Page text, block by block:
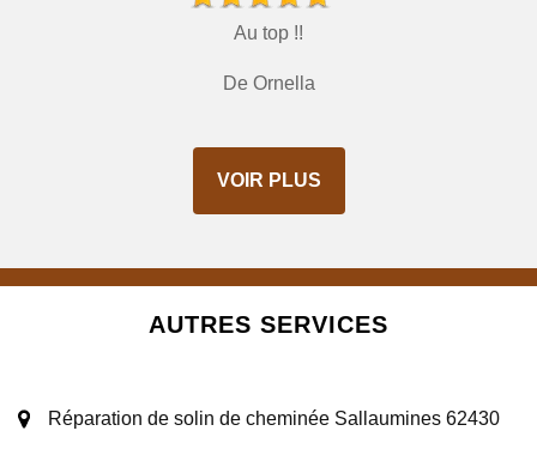
Au top !!
De Ornella
VOIR PLUS
AUTRES SERVICES
Réparation de solin de cheminée Sallaumines 62430